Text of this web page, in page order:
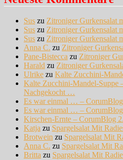
Sus zu Zitroniger Gurkensalat
Sus zu Zitroniger Gurkensalat
Sus zu Zitroniger Gurkensalat
Anna C. zu Zitroniger
Pane-Bistecca zu Zitroniger
Harald zu Zitroniger
Ulrike zu Kalte Zucchini-
Kalte Zucchini-Mandel-Suppe
Nachgekocht …
Es war einmal … –
Es war einmal … –
Kirschen-Ernte – CorumBlog
Katja zu Spargelsalat Mit
Brotwein zu Spargelsalat Mit
Anna C. zu Spargelsalat Mit
Britta zu Spargelsalat Mit